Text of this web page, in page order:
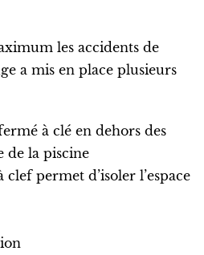
les accidents de
a mis en place plusieurs
à clé en dehors des
de la piscine
permet d’isoler l’espace